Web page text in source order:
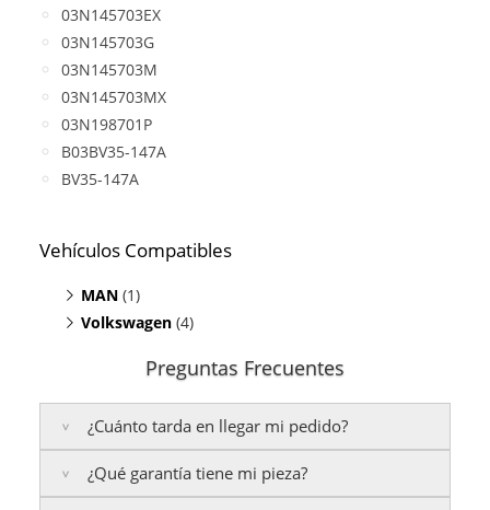
03N145703EX
03N145703G
03N145703M
03N145703MX
03N198701P
B03BV35-147A
BV35-147A
Vehículos Compatibles
MAN (1)
TGE Bus 2.0
Volkswagen (4)
Crafter 2.0 TDI(motor CXEB)
Grand California 2.0(TDI, motor CXEB)
Transporter T6 2.0 TDI(motor CXEB)
Preguntas Frecuentes
¿Cuánto tarda en llegar mi pedido?
Península: Entregamos en un plazo estimado de
a 48 horas laborables, si realizas tu pedido antes de
¿Qué garantía tiene mi pieza?